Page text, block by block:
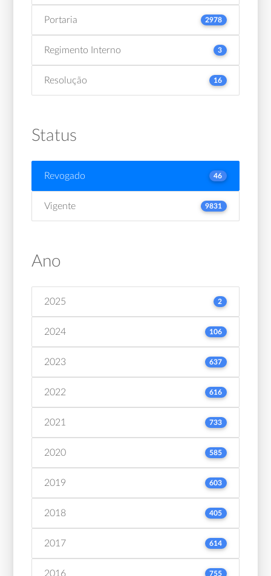
Portaria 2978
Regimento Interno 3
Resolução 16
Status
Revogado 46
Vigente 9831
Ano
2025 2
2024 106
2023 637
2022 616
2021 733
2020 585
2019 603
2018 405
2017 614
2016 755